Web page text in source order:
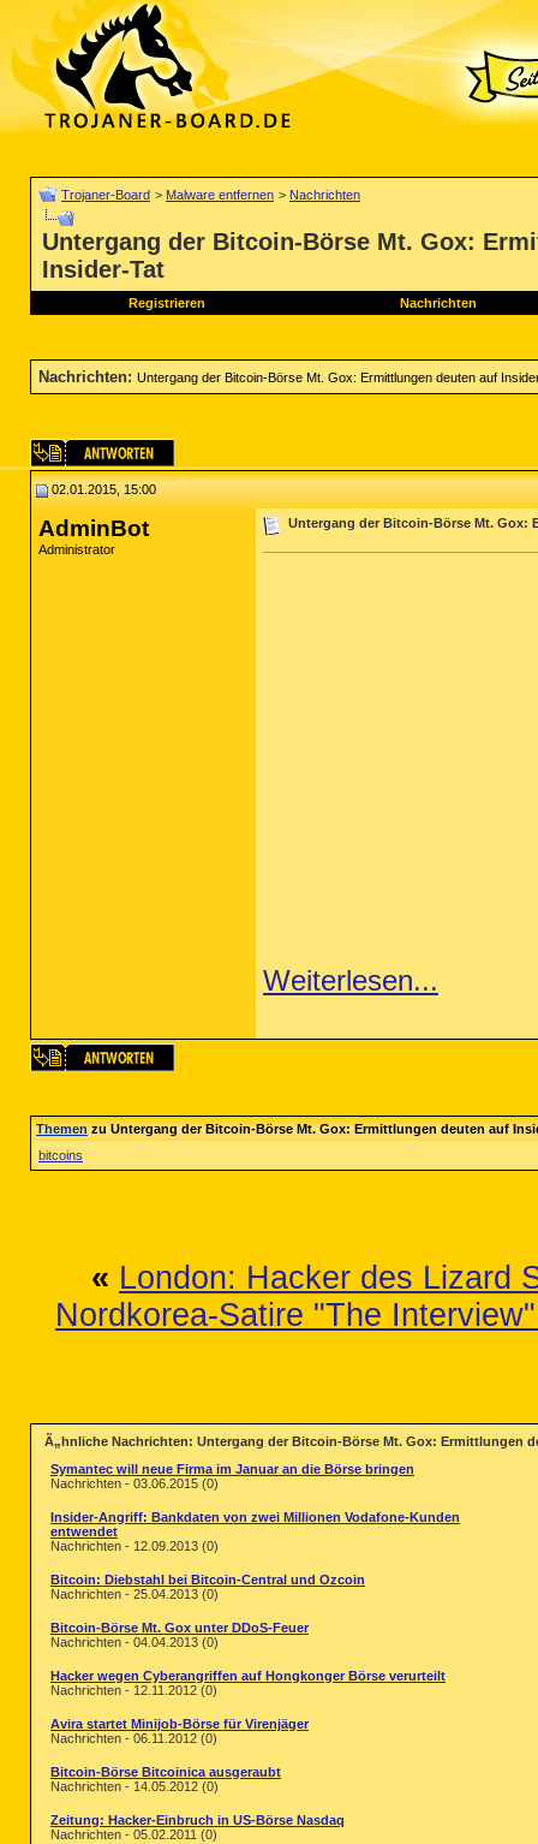
Trojaner-Board > Malware entfernen > Nachrichten
Untergang der Bitcoin-Börse Mt. Gox:
Insider-Tat
Registrieren Nachrichten
Nachrichten: Untergang der Bitcoin-Börse Mt. Gox: Ermittlungen deuten auf
02.01.2015, 15:00
AdminBot
Administrator
Untergang der Bitcoin-Börse Mt. Gox:
Weiterlesen...
Themenzu Untergang der Bitcoin-Börse Mt. Gox: Ermittlungen deuten auf
bitcoins
« London: Hacker des Lizard
Nordkorea-Satire "The
Ã„hnliche Nachrichten: Untergang der Bitcoin-Börse Mt. Gox: Ermittlungen
Symantec will neue Firma im Januar an die Börse bringen
Nachrichten - 03.06.2015 (0)
Insider-Angriff: Bankdaten von zwei Millionen Vodafone-Kunden
entwendet
Nachrichten - 12.09.2013 (0)
Bitcoin: Diebstahl bei Bitcoin-Central und Ozcoin
Nachrichten - 25.04.2013 (0)
Bitcoin-Börse Mt. Gox unter DDoS-Feuer
Nachrichten - 04.04.2013 (0)
Hacker wegen Cyberangriffen auf Hongkonger Börse verurteilt
Nachrichten - 12.11.2012 (0)
Avira startet Minijob-Börse für Virenjäger
Nachrichten - 06.11.2012 (0)
Bitcoin-Börse Bitcoinica ausgeraubt
Nachrichten - 14.05.2012 (0)
Zeitung: Hacker-Einbruch in US-Börse Nasdaq
Nachrichten - 05.02.2011 (0)